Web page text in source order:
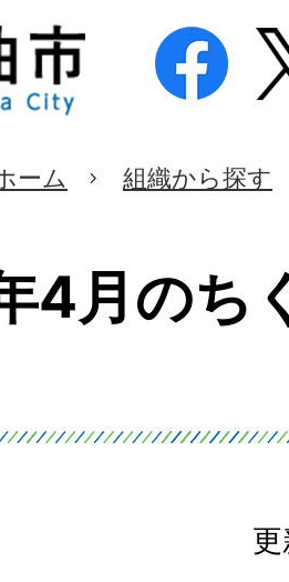
ーム 組織から探す
4月のち